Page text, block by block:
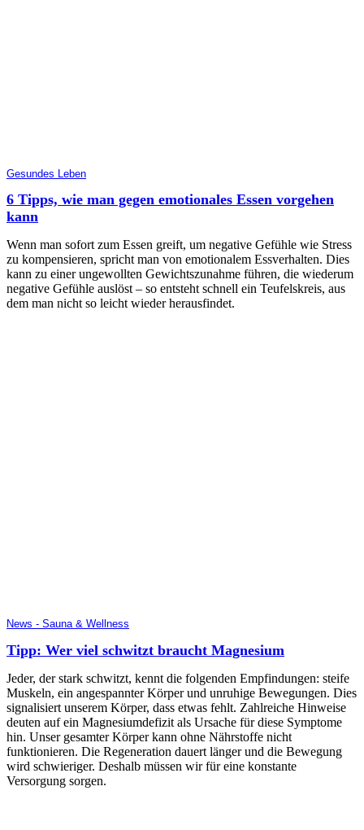
Gesundes Leben
6 Tipps, wie man gegen emotionales Essen vorgehen
kann
Wenn man sofort zum Essen greift, um negative Gefühle wie Stress
zu kompensieren, spricht man von emotionalem Essverhalten. Dies
kann zu einer ungewollten Gewichtszunahme führen, die wiederum
negative Gefühle auslöst – so entsteht schnell ein Teufelskreis, aus
dem man nicht so leicht wieder herausfindet.
News - Sauna & Wellness
Tipp: Wer viel schwitzt braucht Magnesium
Jeder, der stark schwitzt, kennt die folgenden Empfindungen: steife
Muskeln, ein angespannter Körper und unruhige Bewegungen. Dies
signalisiert unserem Körper, dass etwas fehlt. Zahlreiche Hinweise
deuten auf ein Magnesiumdefizit als Ursache für diese Symptome
hin. Unser gesamter Körper kann ohne Nährstoffe nicht
funktionieren. Die Regeneration dauert länger und die Bewegung
wird schwieriger. Deshalb müssen wir für eine konstante
Versorgung sorgen.